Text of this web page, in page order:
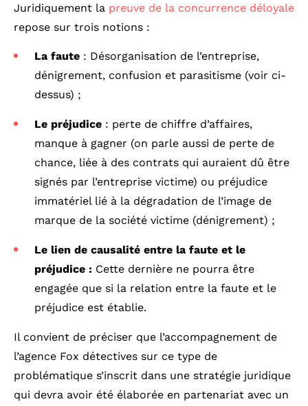
Juridiquement la preuve de la concurrence déloyale
repose sur trois notions :
La faute : Désorganisation de l’entreprise,
dénigrement, confusion et parasitisme (voir ci-
dessus) ;
Le préjudice : perte de chiffre d’affaires,
manque à gagner (on parle aussi de perte de
chance, liée à des contrats qui auraient dû être
signés par l’entreprise victime) ou préjudice
immatériel lié à la dégradation de l’image de
marque de la société victime (dénigrement) ;
Le lien de causalité entre la faute et le
préjudice : Cette dernière ne pourra être
engagée que si la relation entre la faute et le
préjudice est établie.
Il convient de préciser que l’accompagnement de
l’agence Fox détectives sur ce type de
problématique s’inscrit dans une stratégie juridique
qui devra avoir été élaborée en partenariat avec un